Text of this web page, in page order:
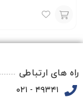
سبد
راه های ارتباطی
۴۹۳۴۱ - ۰۲۱